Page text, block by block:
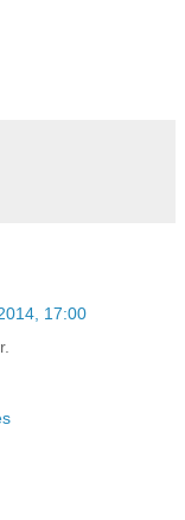
17:00